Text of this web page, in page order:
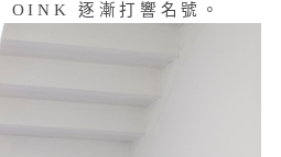
逐漸打響名號。